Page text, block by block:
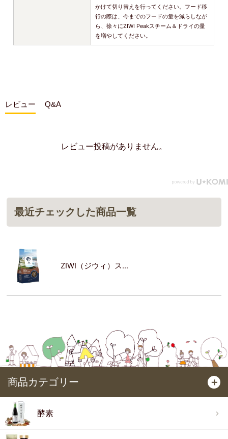
かけて切り替えを行ってください。フード移
行の際は、今までのフードの量を減らしなが
ら、徐々にZIWI Peakスチーム＆ドライの量
を増やしてください。
レビュー Q&A
レビュー投稿がありません。
最近チェックした商品一覧
ZIWI（ジウィ）ス...
商品カテゴリー ＋
酵素